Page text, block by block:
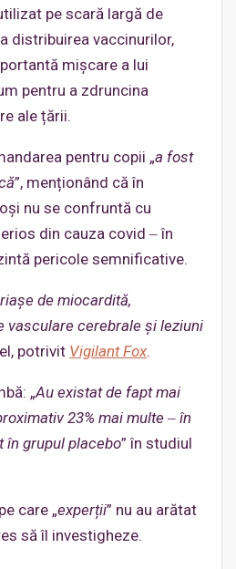
pe scară largă de
distribuirea vaccinurilor,
mișcare a lui
pentru a zdruncina
ale țării.
pentru copii „a fost
”, menționând că în
nu se confruntă cu
din cauza covid ‒ în
pericole semnificative.
de miocardită,
vasculare cerebrale și leziuni
potrivit Vigilant Fox.
„Au existat de fapt mai
23% mai multe ‒ în
în grupul placebo” în studiul
care „experții” nu au arătat
să îl investigheze.